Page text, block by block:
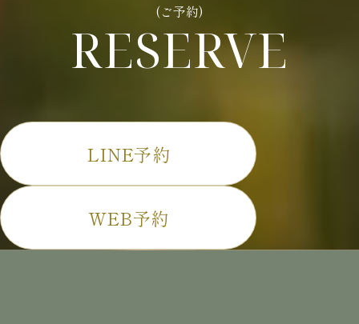
(ご予約)
RESERVE
LINE予約
WEB予約